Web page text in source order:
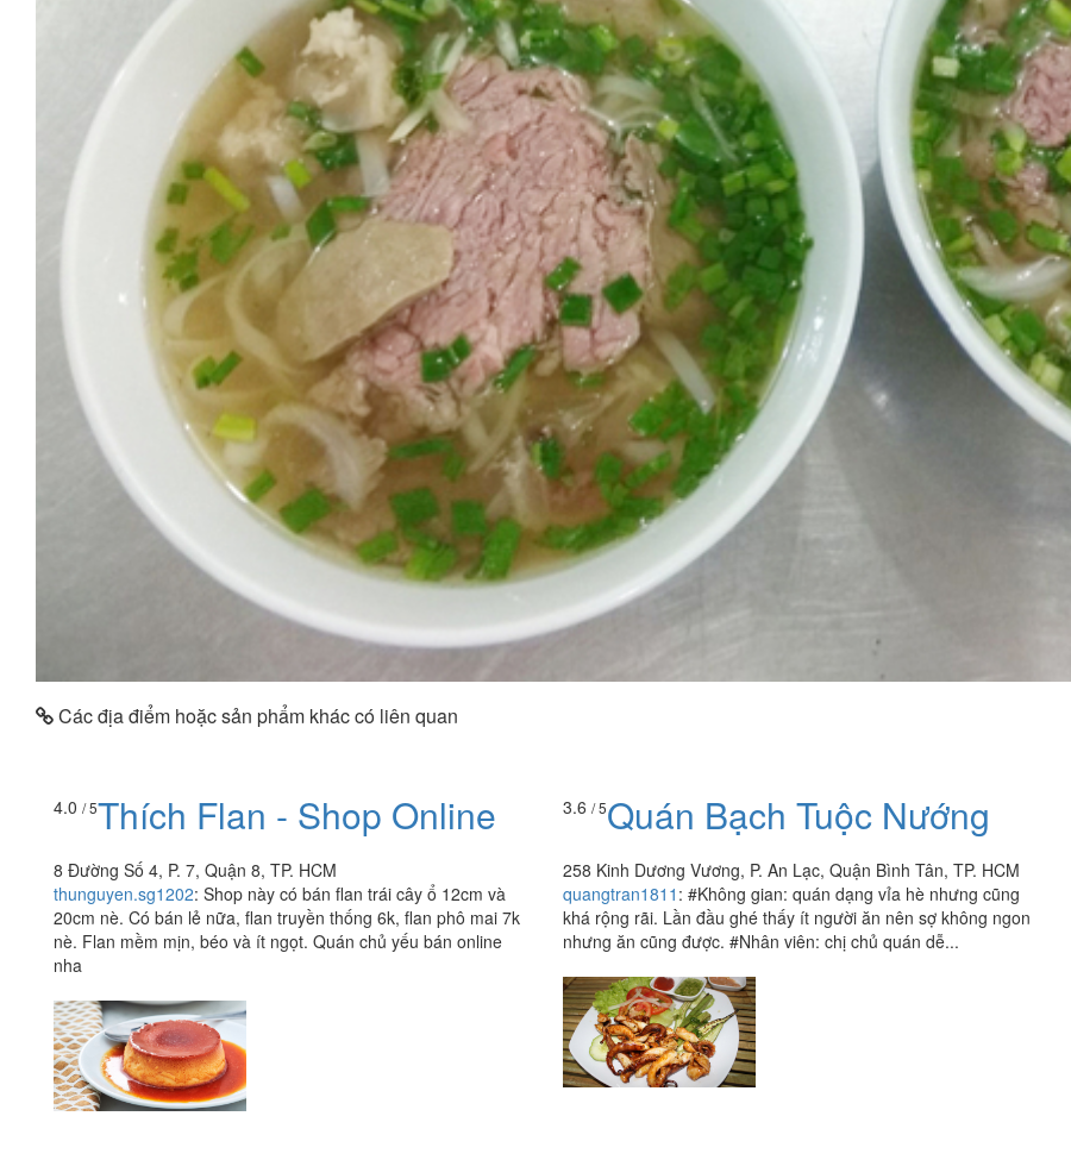
Các địa điểm hoặc sản phẩm khác có liên quan
4.0 / 5Thích Flan - Shop Online
8 Đường Số 4, P. 7, Quận 8, TP. HCM
thunguyen.sg1202: Shop này có bán flan trái cây ổ 12cm và
20cm nè. Có bán lẻ nữa, flan truyền thống 6k, flan phô mai 7k
nè. Flan mềm mịn, béo và ít ngọt. Quán chủ yếu bán online
nha
3.6 / 5Quán Bạch Tuộc Nướng
258 Kinh Dương Vương, P. An Lạc, Quận Bình Tân, TP. HCM
quangtran1811 : #Không gian: quán dạng vỉa hè nhưng cũng
khá rộng rãi. Lần đầu ghé thấy ít người ăn nên sợ không ngon
nhưng ăn cũng được. #Nhân viên: chị chủ quán dễ...